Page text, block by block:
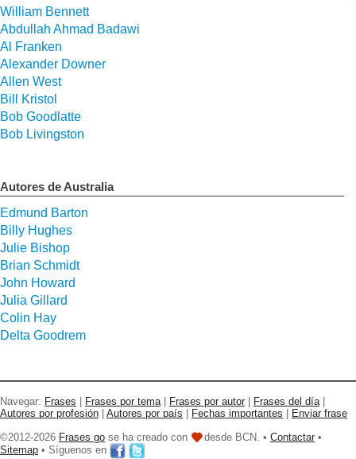
William Bennett
Abdullah Ahmad Badawi
Al Franken
Alexander Downer
Allen West
Bill Kristol
Bob Goodlatte
Bob Livingston
Autores de Australia
Edmund Barton
Billy Hughes
Julie Bishop
Brian Schmidt
John Howard
Julia Gillard
Colin Hay
Delta Goodrem
Navegar: Frases Frases por tema| Frases por autor Frases del día|
Autores por profesión
Autores por país Fechas importantes
Enviar frase
©2012-2026 Frases go se ha creado con desde BCN. • Contactar •
Sitemap • Síguenos en